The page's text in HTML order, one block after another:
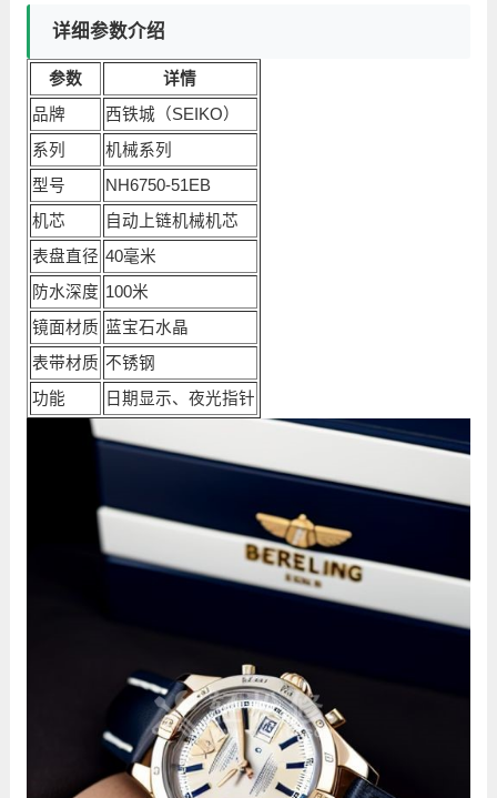
详细参数介绍
参数
详情
品牌
西铁城（SEIKO）
系列
机械系列
型号
NH6750-51EB
机芯
自动上链机械机芯
表盘直径 40毫米
防水深度 100米
镜面材质 蓝宝石水晶
表带材质 不锈钢
功能
日期显示、夜光指针